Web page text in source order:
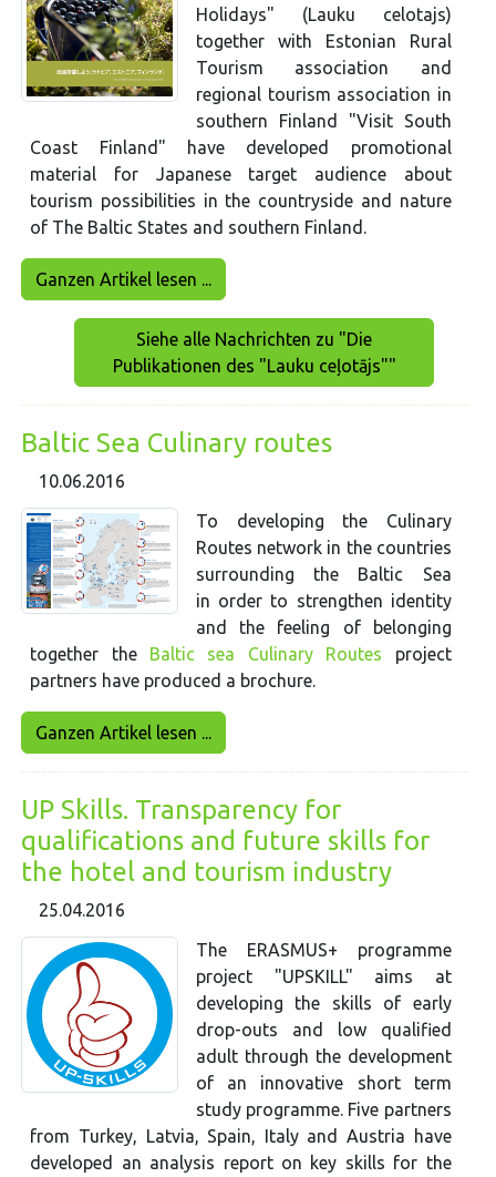
Holidays" (Lauku celotajs)
together with Estonian Rural
Tourism association and
regional tourism association in
southern Finland "Visit South
Coast Finland" have developed promotional
material for Japanese target audience about
tourism possibilities in the countryside and nature
of The Baltic States and southern Finland.
Ganzen Artikel lesen ...
Siehe alle Nachrichten zu "Die
Publikationen des "Lauku ceļotājs""
Baltic Sea Culinary routes
10.06.2016
To developing the Culinary
Routes network in the countries
surrounding the Baltic Sea
in order to strengthen identity
and the feeling of belonging
together the Baltic sea Culinary Routes project
partners have produced a brochure.
Ganzen Artikel lesen ...
UP Skills. Transparency for
qualifications and future skills for
the hotel and tourism industry
25.04.2016
The ERASMUS+ programme
project "UPSKILL" aims at
developing the skills of early
drop-outs and low qualified
adult through the development
of an innovative short term
study programme. Five partners
from Turkey, Latvia, Spain, Italy and Austria have
developed an analysis report on key skills for the